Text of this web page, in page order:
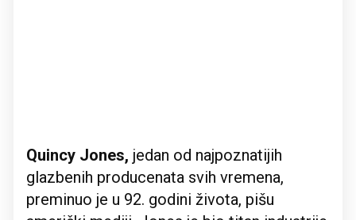
Quincy Jones, jedan od najpoznatijih
glazbenih producenata svih vremena,
preminuo je u 92. godini života, pišu